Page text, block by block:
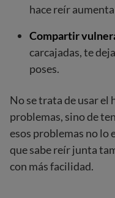
hace reír
Compartir
carcajadas, te
poses.
No se trata de usar el
problemas, sino de
esos problemas no lo
que sabe reír junta
con más facilidad.